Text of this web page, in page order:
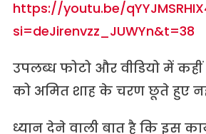
https://youtu.be/
si=deJirenvzz_JUWYn&t=38
उपलब्ध फोटो और वीडियो में कहीं
को अमित शाह के चरण छूते हुए
ध्यान देने वाली बात है कि इस